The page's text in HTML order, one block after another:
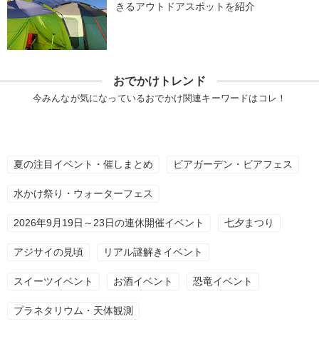
きるアウトドアスポットを紹介
おでかけトレンド
今みんなが気になっているおでかけ関連キーワードはコレ！
夏の注目イベント・催しまとめ ビアガーデン・ビアフェス
水かけ祭り・ウォーターフェス
2026年9月19日～23日の連休開催イベント 七夕まつり
アジサイの見頃 リアル謎解きイベント
スイーツイベント お酒イベント 恐竜イベント
プラネタリウム・天体観測